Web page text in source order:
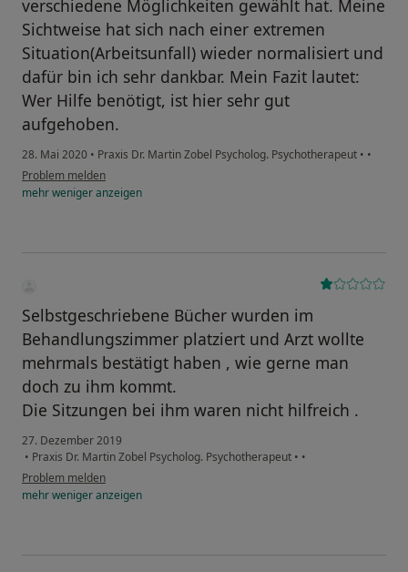
verschiedene Möglichkeiten gewählt hat. Meine
Sichtweise hat sich nach einer extremen
Situation(Arbeitsunfall) wieder normalisiert und
dafür bin ich sehr dankbar. Mein Fazit lautet:
Wer Hilfe benötigt, ist hier sehr gut
aufgehoben.
28. Mai 2020 • Praxis Dr. Martin Zobel Psycholog. Psychotherapeut • •
Problem melden
mehrwenigeranzeigen
Selbstgeschriebene Bücher wurden im
Behandlungszimmer platziert und Arzt wollte
mehrmals bestätigt haben , wie gerne man
doch zu ihm kommt.
Die Sitzungen bei ihm waren nicht hilfreich .
27. Dezember 2019
• Praxis Dr. Martin Zobel Psycholog. Psychotherapeut • •
Problem melden
mehrwenigeranzeigen